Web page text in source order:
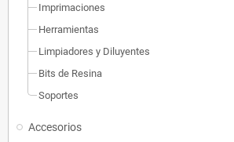
Imprimaciones
Herramientas
Limpiadores y Diluyentes
Bits de Resina
Soportes
Accesorios